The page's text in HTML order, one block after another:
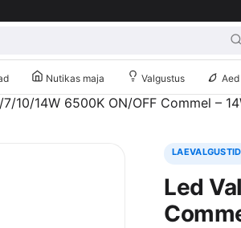
Nutikas maja Valgustus
10/14W 6500K ON/OFF Commel –
LAEVALGUSTID
Led